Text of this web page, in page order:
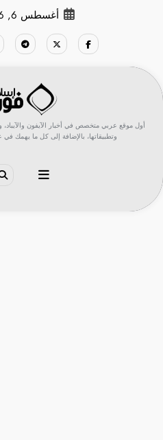
أغسطس 6, 2026
أول موقع عربي متخصص في أخبار الآيفون
وتطبيقاتها، بالإضافة إلى كل ما يهمك في